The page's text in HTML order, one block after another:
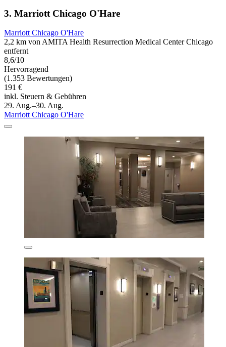
3. Marriott Chicago O'Hare
Marriott Chicago O'Hare
2,2 km von AMITA Health Resurrection Medical Center Chicago
entfernt
8,6/10
Hervorragend
(1.353 Bewertungen)
191 €
inkl. Steuern & Gebühren
29. Aug.–30. Aug.
Marriott Chicago O'Hare